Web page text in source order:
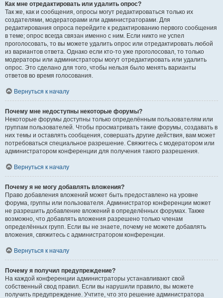
Как мне отредактировать или удалить опрос?
Так же, как и сообщения, опросы могут редактироваться только их
создателями, модераторами или администраторами. Для
редактирования опроса перейдите к редактированию первого сообщения
в теме; опрос всегда связан именно с ним. Если никто не успел
проголосовать, то вы можете удалить опрос или отредактировать любой
из вариантов ответа. Однако если кто-то уже проголосовал, то только
модераторы или администраторы могут отредактировать или удалить
опрос. Это сделано для того, чтобы нельзя было менять варианты
ответов во время голосования.
Вернуться к началу
Почему мне недоступны некоторые форумы?
Некоторые форумы доступны только определённым пользователям или
группам пользователей. Чтобы просматривать такие форумы, создавать в
них темы и оставлять сообщения, совершать другие действия, вам может
потребоваться специальное разрешение. Свяжитесь с модератором или
администратором конференции для получения такого разрешения.
Вернуться к началу
Почему я не могу добавлять вложения?
Право добавления вложений может быть предоставлено на уровне
форума, группы или пользователя. Администратор конференции может
не разрешить добавление вложений в определённых форумах. Также
возможно, что добавлять вложения разрешено только членам
определённых групп. Если вы не знаете, почему не можете добавлять
вложения, свяжитесь с администратором конференции.
Вернуться к началу
Почему я получил предупреждение?
На каждой конференции администраторы устанавливают свой
собственный свод правил. Если вы нарушили правило, вы можете
получить предупреждение. Учтите, что это решение администратора